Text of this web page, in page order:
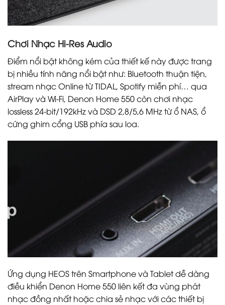
Chơi Nhạc Hi-Res Audio
Điểm nổi bật không kém của thiết kế này được trang
bị nhiều tính năng nổi bật như: Bluetooth thuận tiện,
stream nhạc Online từ TIDAL, Spotify miễn phí… qua
AirPlay và Wi-Fi, Denon Home 550 còn chơi nhạc
lossless 24-bit/192kHz và DSD 2,8/5,6 MHz từ ổ NAS, ổ
cứng ghim cổng USB phía sau loa.
Ứng dụng HEOS trên Smartphone và Tablet dễ dàng
điều khiển Denon Home 550 liên kết đa vùng phát
nhạc đồng nhất hoặc chia sẻ nhạc với các thiết bị